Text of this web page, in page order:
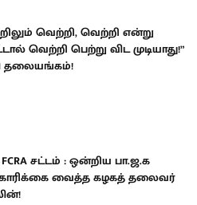
வெற்றி, வெற்றி என்று
வெற்றி பெற்று விட முடியாது!”
தலையங்கம்!
சட்டம் : ஒன்றிய பா.ஜ.க
வைத்த கழகத் தலைவர்